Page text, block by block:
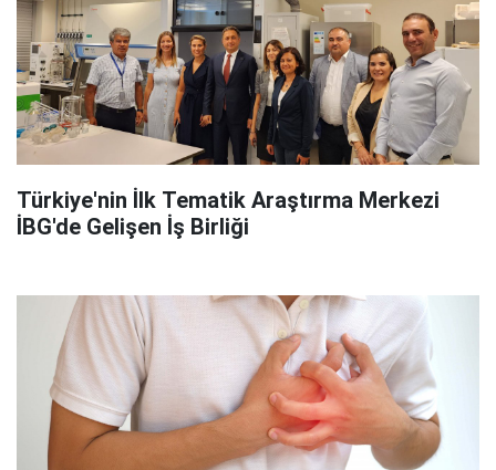
Türkiye'nin İlk Tematik Araştırma Merkezi
İBG'de Gelişen İş Birliği